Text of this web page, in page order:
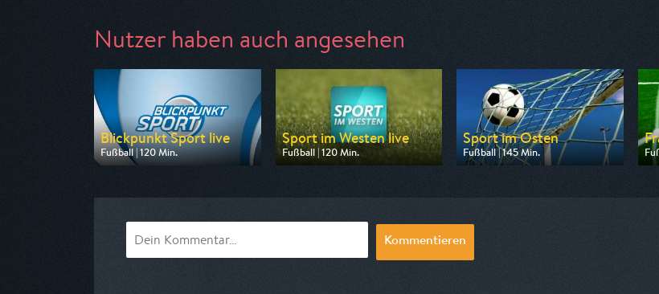
Nutzer haben auch angesehen
Blickpunkt Sport live
Fußball | 120 Min.
Ausgestrahlt von BR
Sport im Westen live
Fußball | 120 Min.
Ausgestrahlt von WDR
Sport im Osten
Fußball | 145 Min.
Ausgestrahlt von MDR
Kommentieren